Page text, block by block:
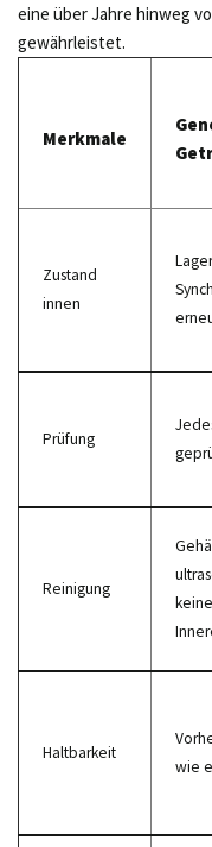
eine über Jahre hinweg
gewährleistet.
Merkmale
Zustand
innen
Prüfung
Reinigung
Haltbarkeit
wie